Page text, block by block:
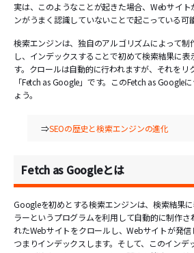
実は、このようなことが起きた場合、Webサイ
ンがうまく認識していないことで起こっている可
検索エンジンは、独自のアルゴリズムによって
し、インデックスすることで初めて検索結果に
す。クロールは自動的に行われますが、それをリ
「Fetch as Google」です。このFetch as Google
ょう。
⇒SEOの歴史と検索エンジンの進化
Fetch as Googleとは
Googleを初めとする検索エンジンは、検索結果
ラーというプログラムを利用して自動的に制作
れたWebサイトをクロールし、Webサイトが発信
つまりインデックスします。そして、このインデ